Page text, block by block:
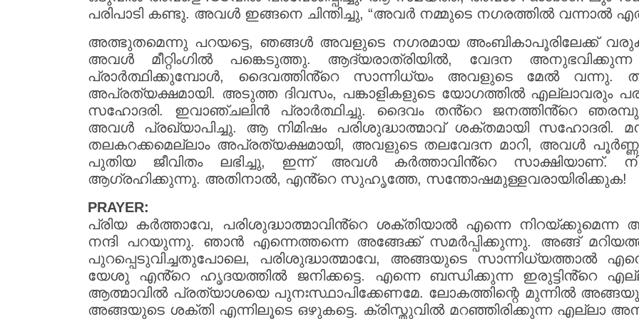
പരിപാടി കണ്ടു. അവൾ ഇങ്ങനെ ചിന്തിച്ചു, “അവർ നമ്മുടെ നഗരത്തിൽ വന്നാൽ
അത്ഭുതമെന്നു പറയട്ടെ, ഞങ്ങൾ അവളുടെ നഗരമായ അംബികാപൂരിലേക്ക്
അവൾ മീറ്റിംഗിൽ പങ്കെടുത്തു. ആദ്യരാത്രിയിൽ, വേദന
പ്രാർത്ഥിക്കുമ്പോൾ, ദൈവത്തിൻ്റെ സാന്നിധ്യം അവളുടെ മേൽ
അപ്രത്യക്ഷമായി. അടുത്ത ദിവസം, പങ്കാളികളുടെ യോഗത്തിൽ എല്ലാവരും
സഹോദരി. ഇവാഞ്ചലിൻ പ്രാർത്ഥിച്ചു. ദൈവം തൻ്റെ ജനത്തിൻ്റെ
അവൾ പ്രഖ്യാപിച്ചു. ആ നിമിഷം പരിശുദ്ധാത്മാവ് ശക്തമായി സഹോദരി.
തലകറക്കമെല്ലാം അപ്രത്യക്ഷമായി, അവളുടെ തലവേദന മാറി, അവൾ
പുതിയ ജീവിതം ലഭിച്ചു, ഇന്ന് അവൾ കർത്താവിൻ്റെ സാക്ഷിയാണ്.
ആഗ്രഹിക്കുന്നു. അതിനാൽ, എൻ്റെ സുഹൃത്തേ, സന്തോഷമുള്ളവരായിരിക്കുക!
PRAYER:
പ്രിയ കർത്താവേ, പരിശുദ്ധാത്മാവിൻ്റെ ശക്തിയാൽ എന്നെ
നന്ദി പറയുന്നു. ഞാൻ എന്നെത്തന്നെ അങ്ങേക്ക് സമർപ്പിക്കുന്നു. അങ്ങ്
പുറപ്പെടുവിച്ചതുപോലെ, പരിശുദ്ധാത്മാവേ, അങ്ങയുടെ സാന്നിധ്യത്താൽ
യേശു എൻ്റെ ഹൃദയത്തിൽ ജനിക്കട്ടെ. എന്നെ ബന്ധിക്കുന്ന ഇരുട്ടിൻ്റെ
ആത്മാവിൽ പ്രത്യാശയെ പുനഃസ്ഥാപിക്കേണമേ. ലോകത്തിന്റെ മുന്നിൽ
അങ്ങയുടെ ശക്തി എന്നിലൂടെ ഒഴുകട്ടെ. ക്രിസ്തുവിൽ മറഞ്ഞിരിക്കുന്ന എല്ലാ